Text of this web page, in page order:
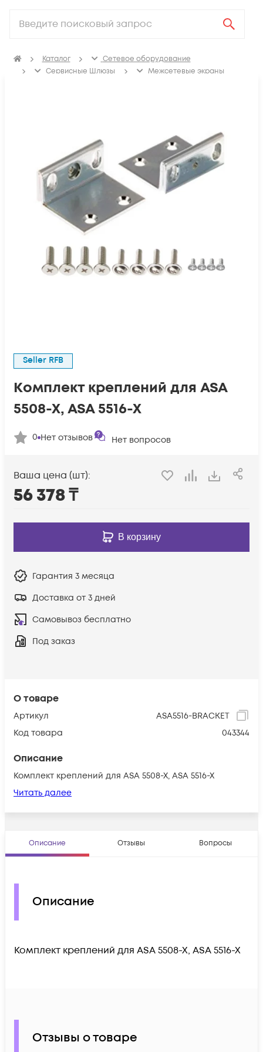
Каталог
Сетевое оборудование
Сервисные Шлюзы
Межсетевые экраны
О товаре
Артикул
ASA5516-BRACKET
Код товара
043344
Описание
Комплект креплений для ASA 5508-X, ASA 5516-X
Читать далее
Seller RFB
Комплект креплений для ASA
5508-X, ASA 5516-X
0 Нет отзывов Нет вопросов
Ваша цена (шт):
56 378₸
В корзину
Гарантия 3 месяца
Доставка от 3 дней
Самовывоз бесплатно
Под заказ
Описание Отзывы Вопросы
Описание
Комплект креплений для ASA 5508-X, ASA 5516-X
Отзывы о товаре